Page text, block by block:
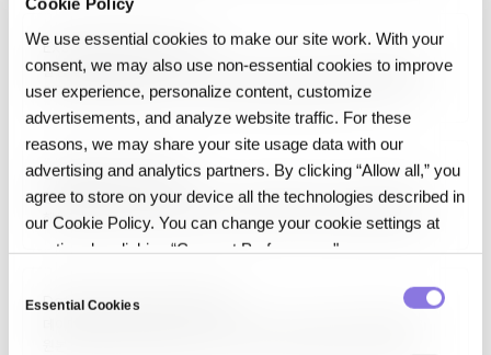
We use essential cookies to make our site work. With your
consent, we may also use non‑essential cookies to improve
user experience, personalize content, customize
advertisements, and analyze website traffic. For these
reasons, we may share your site usage data with our
advertising and analytics partners. By clicking “Allow all,” you
agree to store on your device all the technologies described in
our Cookie Policy. You can change your cookie settings at
any time by clicking “Consent Preferences."
Essential Cookies
데이터에서도 강력한 성능을 내고 과적합에 강해 전통 ML에서 널리
Execution State Layer
실행 상태 계층(Execution State Layer)은 AI 시스템의 매 실행에서
입력 데이터, 모델 버전, 코드, 설정, 출력, 환경을 불변적으로 기록해
재현성과 감사를 보장하는 아키텍처 계층입니다. 실행 간 드리프트 탐지,
오류 원인 분석, 규제 준수를 지원하며, 엔터프라이즈 AI의 신뢰성과
안정성을 확보하는 핵심…
Computer Audition
컴퓨터 청각(Computer Audition)은 컴퓨터가 소리 신호를 이해하고
해석하도록 하는 연구 분야입니다. 음성 인식, 화자 식별, 음악 정보 검색,
환경 소리 분류, 이상 음향 탐지 등이 포함됩니다. 딥러닝과 대규모 오디오
데이터셋의 결합으로 급격히 발전했으며, 스마트 스피커, 보안 모니터링,
Data Access Decoupling